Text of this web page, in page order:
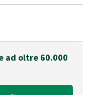
ad oltre 60.000